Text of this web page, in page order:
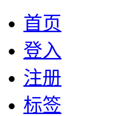
首页
登入
注册
标签